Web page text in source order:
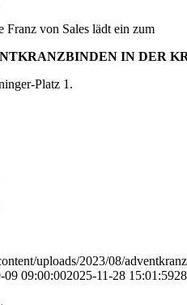
Franz von Sales lädt ein zum
IN DER
Platz 1.
uploads/2023/08/
09 09:00:002025-11-28 15:01:59